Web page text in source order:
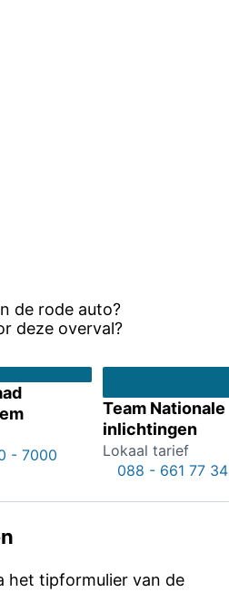
de rode auto?
deze overval?
- 7000
Team Nationale
inlichtingen
Lokaal tarief
088 - 661 77 34
het tipformulier van de